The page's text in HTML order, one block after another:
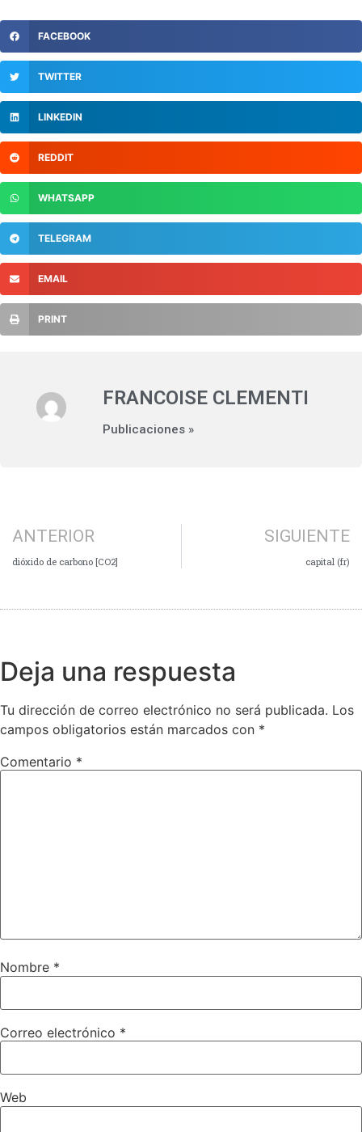
FACEBOOK
TWITTER
LINKEDIN
REDDIT
WHATSAPP
TELEGRAM
EMAIL
PRINT
FRANCOISE CLEMENTI
Publicaciones »
ANTERIOR
dióxido de carbono [CO2]
SIGUIENTE
capital (fr)
Deja una respuesta
Tu dirección de correo electrónico no será publicada. Los
campos obligatorios están marcados con *
Comentario *
Nombre *
Correo electrónico *
Web